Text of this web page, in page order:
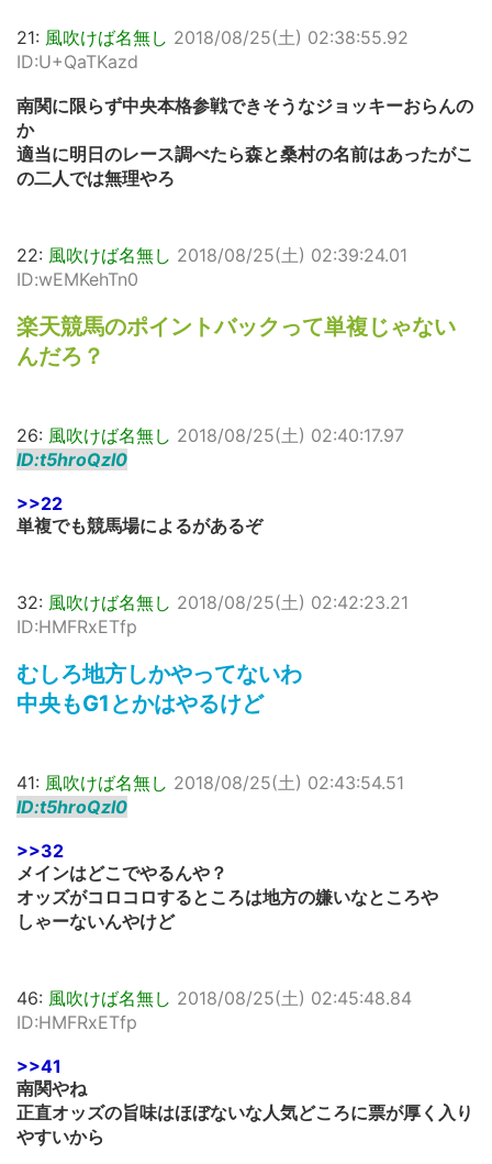
21: 風吹けば名無し 2018/08/25(土) 02:38:55.92
ID:U+QaTKazd
南関に限らず中央本格参戦できそうなジョッキーおらんの
か
適当に明日のレース調べたら森と桑村の名前はあったがこ
の二人では無理やろ
22: 風吹けば名無し 2018/08/25(土) 02:39:24.01
ID:wEMKehTn0
楽天競馬のポイントバックって単複じゃない
んだろ？
26: 風吹けば名無し 2018/08/25(土) 02:40:17.97
ID:t5hroQzI0
>>22
単複でも競馬場によるがあるぞ
32: 風吹けば名無し 2018/08/25(土) 02:42:23.21
ID:HMFRxETfp
むしろ地方しかやってないわ
中央もG1とかはやるけど
41: 風吹けば名無し 2018/08/25(土) 02:43:54.51
ID:t5hroQzI0
>>32
メインはどこでやるんや？
オッズがコロコロするところは地方の嫌いなところや
しゃーないんやけど
46: 風吹けば名無し 2018/08/25(土) 02:45:48.84
ID:HMFRxETfp
>>41
南関やね
正直オッズの旨味はほぼないな人気どころに票が厚く入り
やすいから